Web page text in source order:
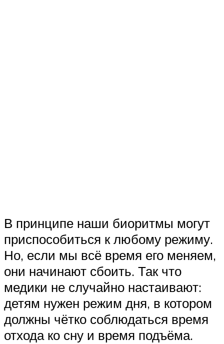
В принципе наши биоритмы могут
приспособиться к любому режиму.
Но, если мы всё время его меняем,
они начинают сбоить. Так что
медики не случайно настаивают:
детям нужен режим дня, в котором
должны чётко соблюдаться время
отхода ко сну и время подъёма.